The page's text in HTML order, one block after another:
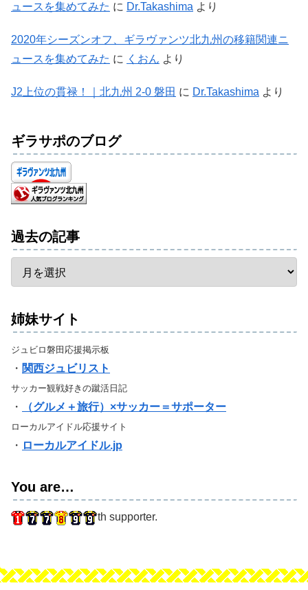
ュースを集めてみた に Dr.Takashima より
2020年シーズンオフ、ギラヴァンツ北九州の移籍関連ニ
ュースを集めてみた に くおん より
J2上位の貫禄！｜北九州 2-0 磐田 に Dr.Takashima より
ギラサポのブログ
過去の記事
姉妹サイト
ジュビロ磐田応援掲示板
・ 関西ジュビリスト
サッカー観戦好きの蹴活日記
・ （グルメ＋旅行）×サッカー＝サポーター
ローカルアイドル応援サイト
・ ローカルアイドル.jp
You are…
th supporter.